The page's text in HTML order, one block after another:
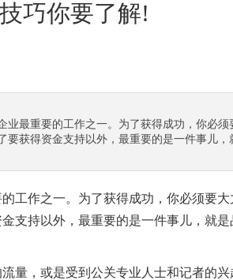
巧你要了解!
最重要的工作之一。为了获得成功，你必须
获得资金支持以外，最重要的是一件事儿，
工作之一。为了获得成功，你必须要
支持以外，最重要的是一件事儿，就
量，或是受到公关专业人士和记者的兴